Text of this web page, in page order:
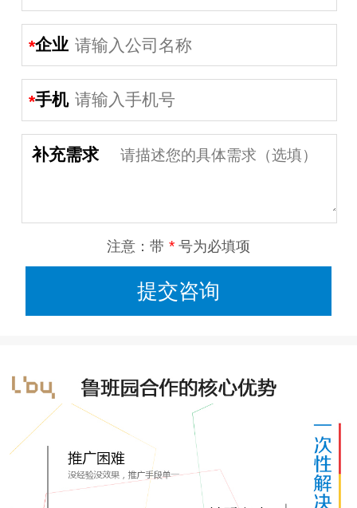
企业
手机
补充需求
注意：带 * 号为必填项